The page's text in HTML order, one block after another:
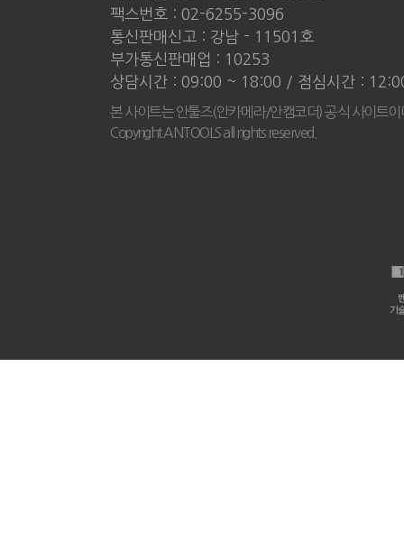
팩스번호 : 02-6255-3096
통신판매신고 : 강남 - 11501호
부가통신판매업 : 10253
상담시간 : 09:00 ~ 18:00 / 점심시간 :
본 사이트는 안툴즈(안카메라/안캠코더) 공식 사이트
Copyright ANTOOLS all rights reserved.